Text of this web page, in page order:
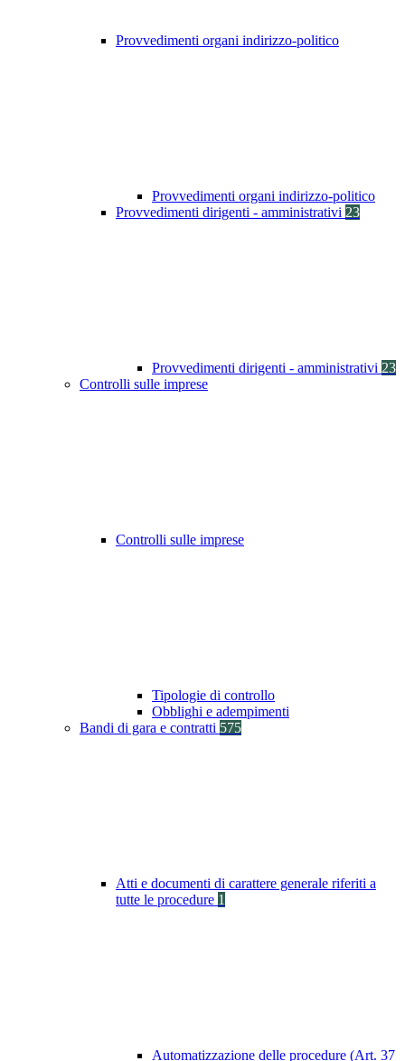
Provvedimenti organi indirizzo-politico
Provvedimenti organi indirizzo-politico
Provvedimenti dirigenti - amministrativi 23
Provvedimenti dirigenti - amministrativi 23
Controlli sulle imprese
Controlli sulle imprese
Tipologie di controllo
Obblighi e adempimenti
Bandi di gara e contratti 575
Atti e documenti di carattere generale riferiti a
tutte le procedure 1
Automatizzazione delle procedure (Art. 37